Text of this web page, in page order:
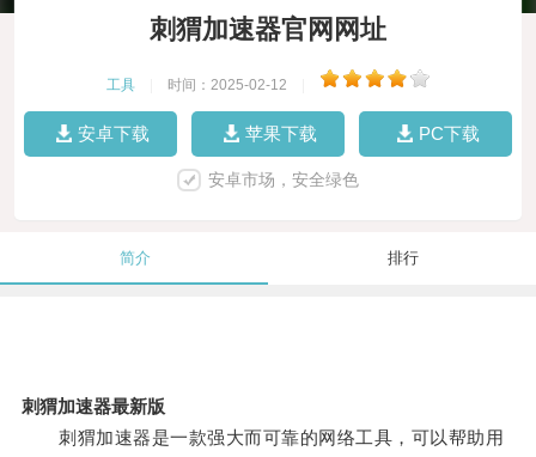
刺猬加速器官网网址
工具 时间：2025-02-12
安卓下载 苹果下载 PC下载
安卓市场，安全绿色
简介 排行
刺猬加速器最新版
刺猬加速器是一款强大而可靠的网络工具，可以帮助用